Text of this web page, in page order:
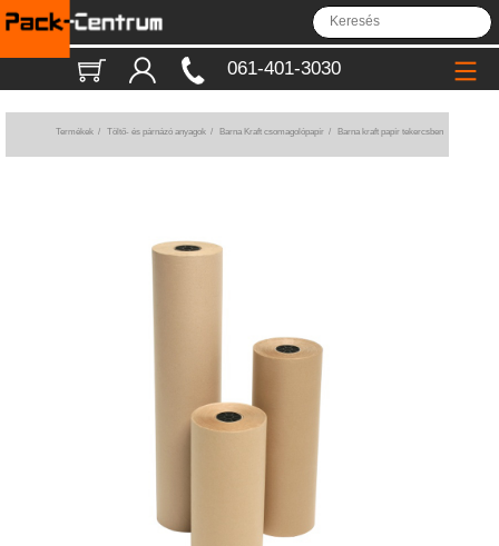
061-401-3030
Termékek/ Töltő- és párnázó anyagok/ Barna Kraft csomagolópapír/ Barna kraft papír tekercsben